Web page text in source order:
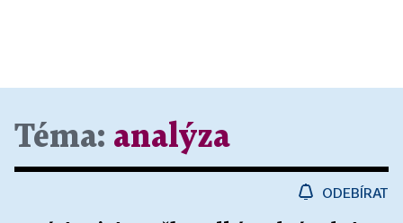
Téma: analýza
ODEBÍRAT